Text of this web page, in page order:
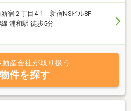
ていただきます。"
宿２丁目4-1 新宿NSビル8F
浦和駅 徒歩5分
動産会社が取り扱う
件を探す